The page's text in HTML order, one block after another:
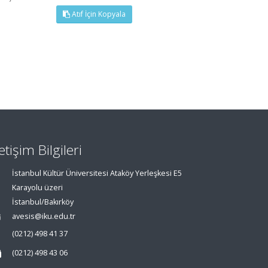
Atıf İçin Kopyala
Bilgileri
İstanbul Kültür Üniversitesi Ataköy Yerleşkesi E5
Karayolu üzeri
İstanbul/Bakırköy
avesis@iku.edu.tr
(0212) 498 41 37
(0212) 498 43 06